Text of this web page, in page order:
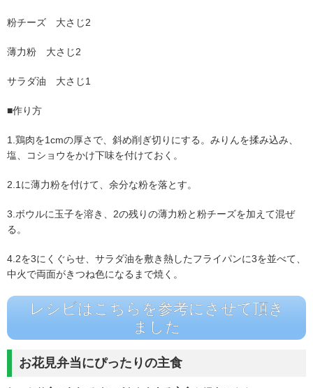
粉チーズ 大さじ2
薄力粉 大さじ2
サラダ油 大さじ1
■作り方
1.鶏肉を1cmの厚さで、斜め削ぎ切りにする。みりんを揉み込み、
塩、コショウをかけ下味を付けておく。
2.1に薄力粉を付けて、余分な粉を落とす。
3.ボウルに玉子を溶き、2の残りの薄力粉と粉チーズを加えて混ぜ
る。
4.2を3にくぐらせ、サラダ油を敷き熱したフライパンに3を並べて、
中火で両面がきつね色になるまで焼く。
レシピはこちらを参考にさせて頂き
ました
お花見弁当にぴったりの主食